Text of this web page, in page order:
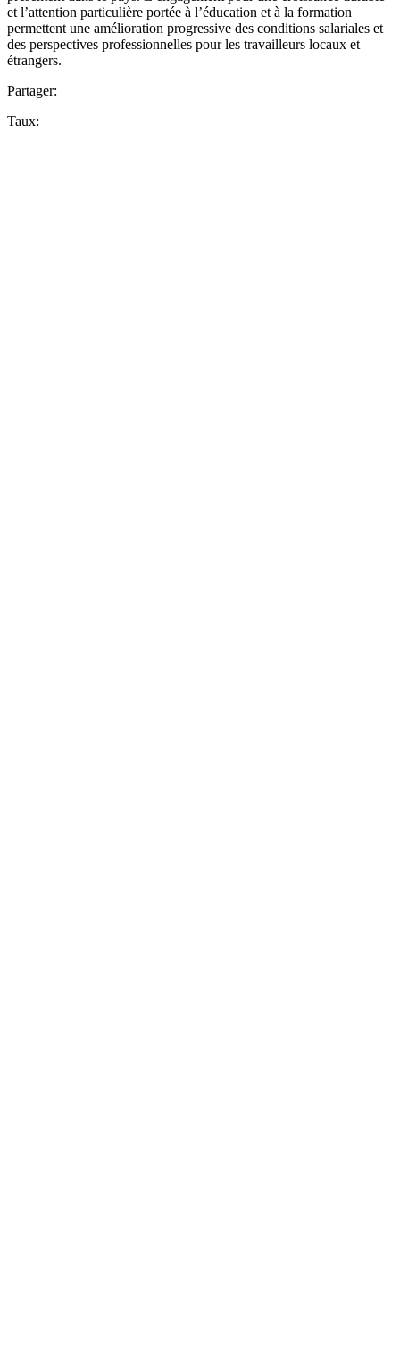
et l’attention particulière portée à l’éducation et à la formation
permettent une amélioration progressive des conditions salariales et
des perspectives professionnelles pour les travailleurs locaux et
étrangers.
Partager:
Taux: